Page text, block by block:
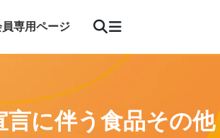
員専用ページ
に伴う食品その他